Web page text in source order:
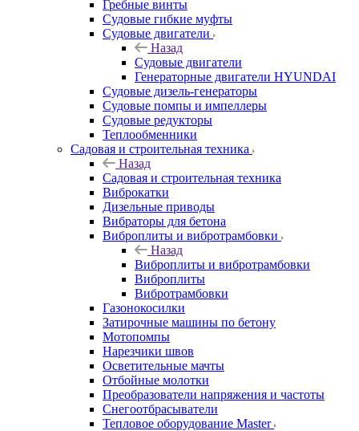
Гребные винты
Судовые гибкие муфты
Судовые двигатели
Назад
Судовые двигатели
Генераторные двигатели HYUNDAI
Судовые дизель-генераторы
Судовые помпы и импеллеры
Судовые редукторы
Теплообменники
Садовая и строительная техника
Назад
Садовая и строительная техника
Виброкатки
Дизельные приводы
Вибраторы для бетона
Виброплиты и вибротрамбовки
Назад
Виброплиты и вибротрамбовки
Виброплиты
Вибротрамбовки
Газонокосилки
Затирочные машины по бетону
Мотопомпы
Нарезчики швов
Осветительные мачты
Отбойные молотки
Преобразователи напряжения и частоты
Снегоотбрасыватели
Тепловое оборудование Master